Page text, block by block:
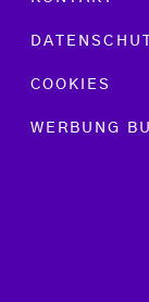
COOKIES
WERBUNG